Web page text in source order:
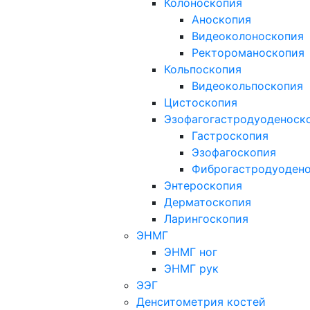
Колоноскопия
Аноскопия
Видеоколоноскопия
Ректороманоскопия
Кольпоскопия
Видеокольпоскопия
Цистоскопия
Гастроскопия
Эзофагоскопия
Энтероскопия
Дерматоскопия
Ларингоскопия
ЭНМГ
ЭНМГ ног
ЭНМГ рук
ЭЭГ
Денситометрия костей